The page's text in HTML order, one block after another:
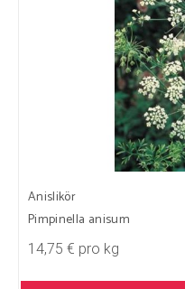
Anislikör
Pimpinella anisum
14,75 € pro kg